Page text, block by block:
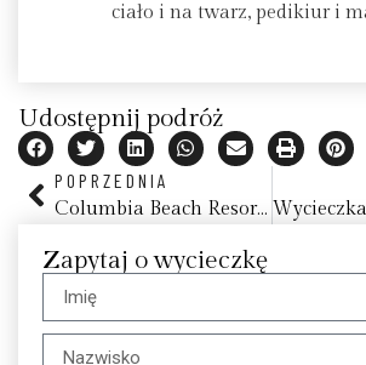
ciało i na twarz, pedikiur i
Udostępnij podróż
POPRZEDNIA
Columbia Beach Resort Cyprus, Zatoka Pissouri, Limassol
Zapytaj o wycieczkę